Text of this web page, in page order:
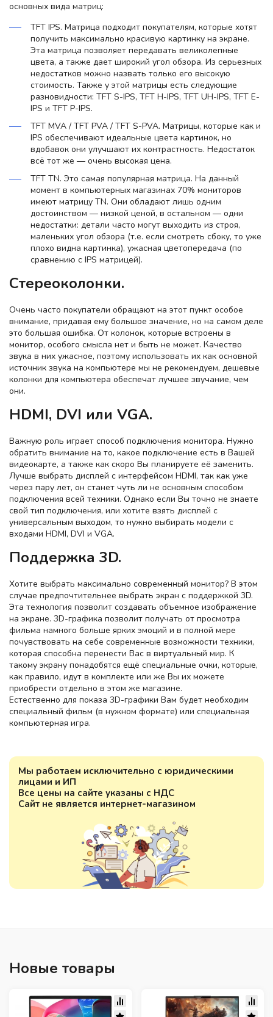
Мы работаем исключительно с юридическими
лицами и ИП
Все цены на сайте указаны с НДС
Сайт не является интернет-магазином
основных вида матриц:
TFT IPS. Матрица подходит покупателям, которые хотят
получить максимально красивую картинку на экране.
Эта матрица позволяет передавать великолепные
цвета, а также дает широкий угол обзора. Из серьезных
недостатков можно назвать только его высокую
стоимость. Также у этой матрицы есть следующие
разновидности: TFT S-IPS, TFT H-IPS, TFT UH-IPS, TFT E-
IPS и TFT P-IPS.
TFT MVA / TFT PVA / TFT S-PVA. Матрицы, которые как и
IPS обеспечивают идеальные цвета картинок, но
вдобавок они улучшают их контрастность. Недостаток
всё тот же — очень высокая цена.
TFT TN. Это самая популярная матрица. На данный
момент в компьютерных магазинах 70% мониторов
имеют матрицу TN. Они обладают лишь одним
достоинством — низкой ценой, в остальном — одни
недостатки: детали часто могут выходить из строя,
маленьких угол обзора (т.е. если смотреть сбоку, то уже
плохо видна картинка), ужасная цветопередача (по
сравнению с IPS матрицей).
Стереоколонки.
Очень часто покупатели обращают на этот пункт особое
внимание, придавая ему большое значение, но на самом деле
это большая ошибка. От колонок, которые встроены в
монитор, особого смысла нет и быть не может. Качество
звука в них ужасное, поэтому использовать их как основной
источник звука на компьютере мы не рекомендуем, дешевые
колонки для компьютера обеспечат лучшее звучание, чем
они.
HDMI, DVI или VGA.
Важную роль играет способ подключения монитора. Нужно
обратить внимание на то, какое подключение есть в Вашей
видеокарте, а также как скоро Вы планируете её заменить.
Лучше выбрать дисплей с интерфейсом HDMI, так как уже
через пару лет, он станет чуть ли не основным способом
подключения всей техники. Однако если Вы точно не знаете
свой тип подключения, или хотите взять дисплей с
универсальным выходом, то нужно выбирать модели с
входами HDMI, DVI и VGA.
Поддержка 3D.
Хотите выбрать максимально современный монитор? В этом
случае предпочтительнее выбрать экран с поддержкой 3D.
Эта технология позволит создавать объемное изображение
на экране. 3D-графика позволит получать от просмотра
фильма намного больше ярких эмоций и в полной мере
почувствовать на себе современные возможности техники,
которая способна перенести Вас в виртуальный мир. К
такому экрану понадобятся ещё специальные очки, которые,
как правило, идут в комплекте или же Вы их можете
приобрести отдельно в этом же магазине.
Естественно для показа 3D-графики Вам будет необходим
специальный фильм (в нужном формате) или специальная
компьютерная игра.
Новые товары